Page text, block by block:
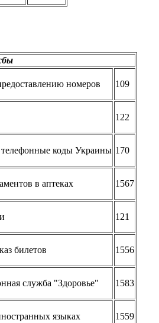
номеров 109
122
коды Украины 170
в аптеках 1567
121
билетов 1556
служба "Здоровье" 1583
языках 1559